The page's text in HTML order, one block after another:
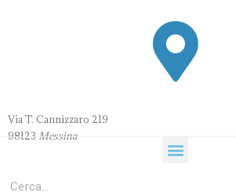
Via T. Cannizzaro 219
98123 Messina